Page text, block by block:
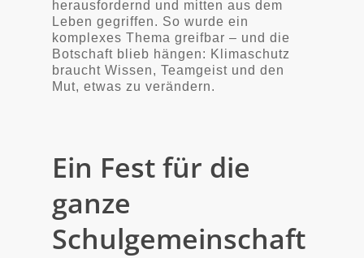
herausfordernd und mitten aus dem
Leben gegriffen. So wurde ein
komplexes Thema greifbar – und die
Botschaft blieb hängen: Klimaschutz
braucht Wissen, Teamgeist und den
Mut, etwas zu verändern.
Ein Fest für die
ganze
Schulgemeinschaft